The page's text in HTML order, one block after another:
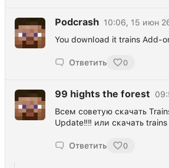
Podcrash 10:06, 15 июн
You download it trains Add-
Ответить 0
99 hights the forest
Всем советую скачать
Update‼️‼️ или скачать
Ответить 0